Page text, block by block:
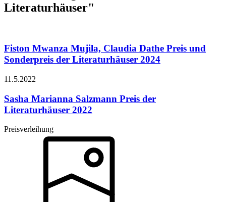
Literaturhäuser"
Fiston Mwanza Mujila, Claudia Dathe Preis und
Sonderpreis der Literaturhäuser 2024
11.5.2022
Sasha Marianna Salzmann Preis der
Literaturhäuser 2022
Preisverleihung